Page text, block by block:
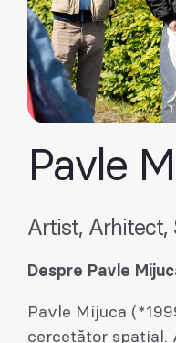
Pavle
Artist, Arhitect,
Despre Pavle
Pavle Mijuca
cercetător spațial.